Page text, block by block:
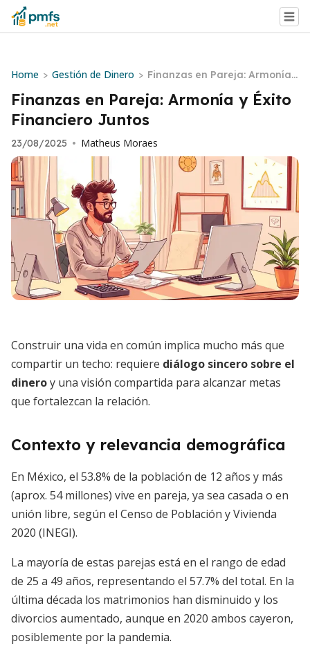
Home > Gestión de Dinero > Finanzas en Pareja: Armonía
y Éxito Financiero Juntos
Finanzas en Pareja: Armonía y Éxito
Financiero Juntos
23/08/2025 • Matheus Moraes
Construir una vida en común implica mucho más que
compartir un techo: requiere diálogo sincero sobre el
dineroy una visión compartida para alcanzar metas
que fortalezcan la relación.
Contexto y relevancia demográfica
En México, el 53.8% de la población de 12 años y más
(aprox. 54 millones) vive en pareja, ya sea casada o en
unión libre, según el Censo de Población y Vivienda
2020 (INEGI).
La mayoría de estas parejas está en el rango de edad
de 25 a 49 años, representando el 57.7% del total. En la
última década los matrimonios han disminuido y los
divorcios aumentado, aunque en 2020 ambos cayeron,
posiblemente por la pandemia.